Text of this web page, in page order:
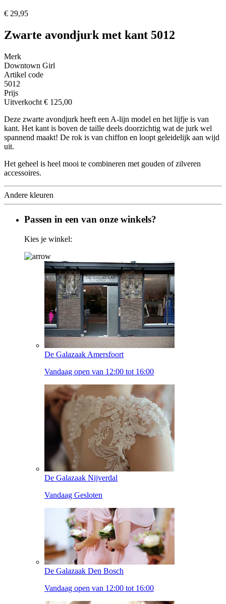
€ 29,95
Zwarte avondjurk met kant 5012
Merk
Downtown Girl
Artikel code
5012
Prijs
Uitverkocht € 125,00
Deze zwarte avondjurk heeft een A-lijn model en het lijfje is van
kant. Het kant is boven de taille deels doorzichtig wat de jurk wel
spannend maakt! De rok is van chiffon en loopt geleidelijk aan wijd
uit.
Het geheel is heel mooi te combineren met gouden of zilveren
accessoires.
Andere kleuren
Passen in een van onze winkels?
Kies je winkel:
De Galazaak Amersfoort
Vandaag open van 12:00 tot 16:00
De Galazaak Nijverdal
Vandaag Gesloten
De Galazaak Den Bosch
Vandaag open van 12:00 tot 16:00